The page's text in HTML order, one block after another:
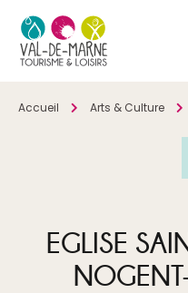
Accueil Arts & Culture
EGLISE